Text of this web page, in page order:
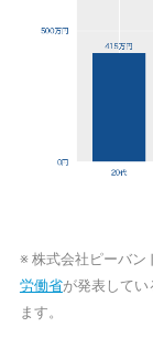
※ 株式会社ピーバン
労働省が発表してい
ます。